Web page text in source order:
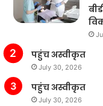
पहुंच अस्वीकृत
July 30, 2026
पहुंच अस्वीकृत
July 30, 2026